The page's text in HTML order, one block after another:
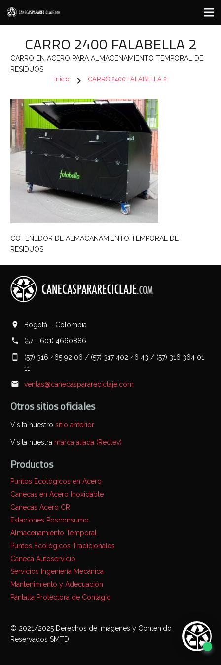
CARRO 2400 FALABELLA 2
CARRO EN ACERO PARA ALMACENAMIENTO TEMPORAL DE
RESIDUOS
Inicio chevron_right CARRO 2400 FALABELLA 2
COTENEDOR DE ALMACANAMIENTO TEMPORAL DE
RESIDUOS
Bogotá – Colombia
(57 - 601) 4660886
(57) 316 465 92 06 / (57) 317 402 46 43 / (57) 316 364 01
11,
ventas@canecasparareciclaje.com
Otros sitios oficiales
Visita nuestro sitio anterior
Visita nuestra marca aliada (Reclev)
Productos
Puntos Ecológicos en Acero
Canecas en Acero Inoxidable
Canecas Acero CR
Estaciones Posconsumo
Almacenamiento Temporal
Puntos Ecológicos Tradicionales
Caneca Autoservicio
Servicios Ingeniería Mecánica
Mantenimiento y Adecuación
Pantalla Protectora de Contagio
© 2021/2025 Derechos de Imágenes y Contenido
Reservados SMTD